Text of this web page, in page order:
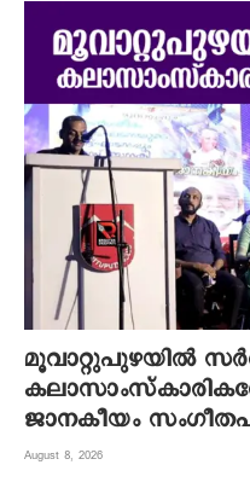
മൂവാറ്റുപുഴയില്‍
ജാനകീയം
August 8, 2026